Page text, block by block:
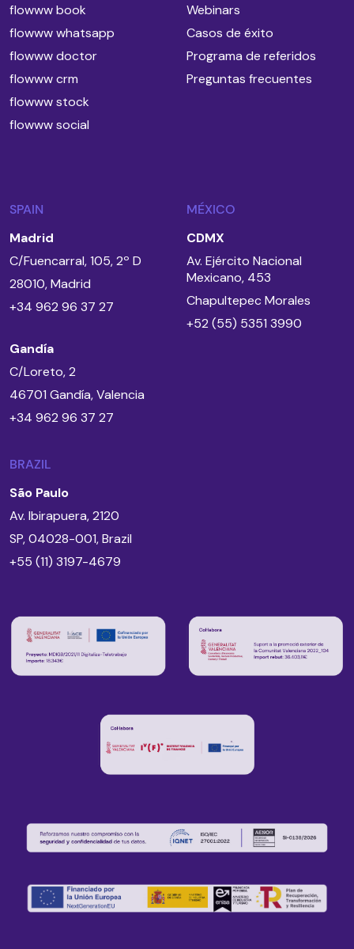
flowww book
flowww whatsapp
flowww doctor
flowww crm
flowww stock
flowww social
Webinars
Casos de éxito
Programa de referidos
Preguntas frecuentes
SPAIN
Madrid
C/Fuencarral, 105, 2º D
28010, Madrid
+34 962 96 37 27
Gandía
C/Loreto, 2
46701 Gandía, Valencia
+34 962 96 37 27
MÉXICO
CDMX
Av. Ejército Nacional
Mexicano, 453
Chapultepec Morales
+52 (55) 5351 3990
BRAZIL
São Paulo
Av. Ibirapuera, 2120
SP, 04028-001, Brazil
+55 (11) 3197-4679